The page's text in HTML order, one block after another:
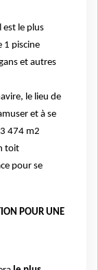
est le plus
1 piscine
et autres
le lieu de
et à se
474 m2
toit
pour se
POUR UNE